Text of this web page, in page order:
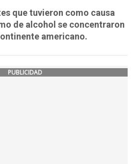
que tuvieron como causa
de alcohol se concentraron
americano.
PUBLICIDAD